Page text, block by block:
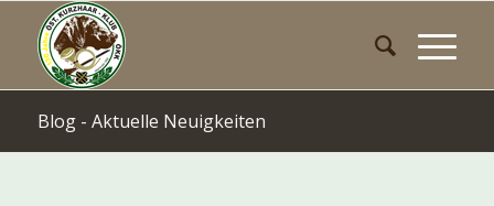
Blog - Aktuelle Neuigkeiten